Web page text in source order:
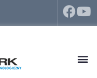
Technologiczny